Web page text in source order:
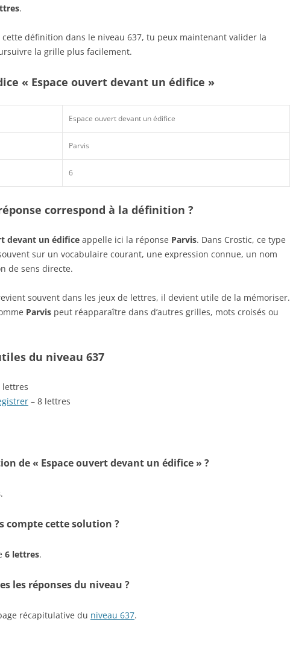
.
définition dans le niveau 637, tu peux maintenant valider la
la grille plus facilement.
« Espace ouvert devant un édifice »
Espace ouvert devant un édifice
Parvis
6
correspond à la définition ?
devant un édifice appelle ici la réponse Parvis. Dans Crostic, ce type
sur un vocabulaire courant, une expression connue, un nom
de sens directe.
souvent dans les jeux de lettres, il devient utile de la mémoriser.
Parvis peut réapparaître dans d’autres grilles, mots croisés ou
du niveau 637
lettres
– 8 lettres
de « Espace ouvert devant un édifice » ?
.
compte cette solution ?
6 lettres.
les réponses du niveau ?
récapitulative du niveau 637.